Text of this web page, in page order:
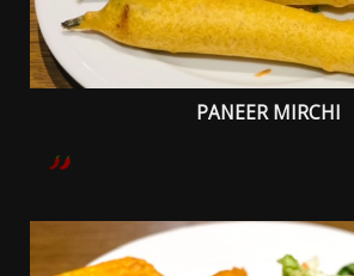
PANEER MIRCHI